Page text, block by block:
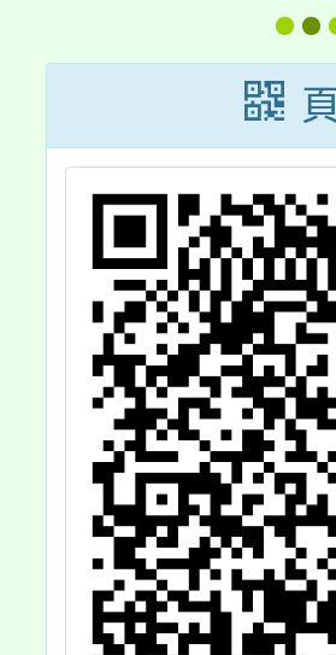
Big！2024新
市大教育國際
覽會」宣傳海
及活動摺頁電
檔